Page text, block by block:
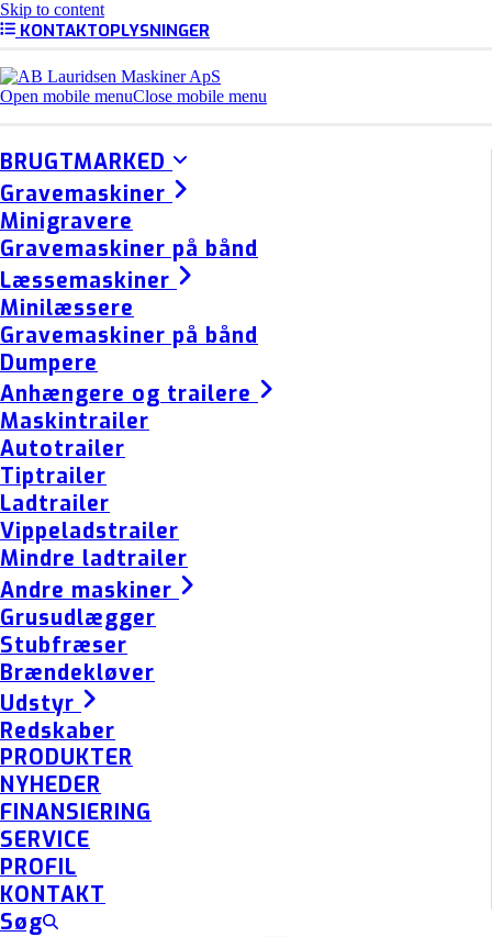
Skip to content
KONTAKTOPLYSNINGER
Open mobile menuClose mobile menu
BRUGTMARKED
Gravemaskiner
Minigravere
Gravemaskiner på bånd
Læssemaskiner
Minilæssere
Gravemaskiner på bånd
Dumpere
Anhængere og trailere
Maskintrailer
Autotrailer
Tiptrailer
Ladtrailer
Vippeladstrailer
Mindre ladtrailer
Andre maskiner
Grusudlægger
Stubfræser
Brændekløver
Udstyr
Redskaber
PRODUKTER
NYHEDER
FINANSIERING
SERVICE
PROFIL
KONTAKT
Søg